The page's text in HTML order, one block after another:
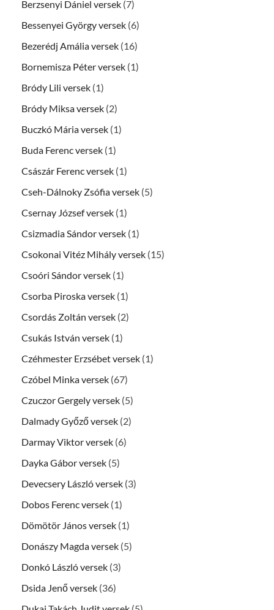
Berzsenyi Dániel versek (7)
Bessenyei György versek (6)
Bezerédj Amália versek (16)
Bornemisza Péter versek (1)
Bródy Lili versek (1)
Bródy Miksa versek (2)
Buczkó Mária versek (1)
Buda Ferenc versek (1)
Császár Ferenc versek (1)
Cseh-Dálnoky Zsófia versek (5)
Csernay József versek (1)
Csizmadia Sándor versek (1)
Csokonai Vitéz Mihály versek (15)
Csoóri Sándor versek (1)
Csorba Piroska versek (1)
Csordás Zoltán versek (2)
Csukás István versek (1)
Czéhmester Erzsébet versek (1)
Czóbel Minka versek (67)
Czuczor Gergely versek (5)
Dalmady Győző versek (2)
Darmay Viktor versek (6)
Dayka Gábor versek (5)
Devecsery László versek (3)
Dobos Ferenc versek (1)
Dömötör János versek (1)
Donászy Magda versek (5)
Donkó László versek (3)
Dsida Jenő versek (36)